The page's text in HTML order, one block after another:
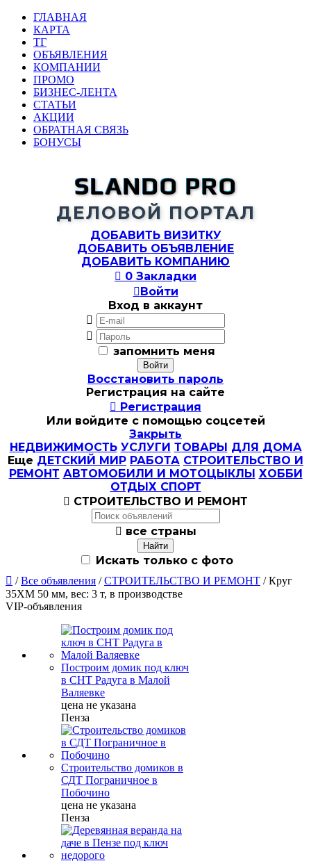
ГЛАВНАЯ
КАРТА
ТГ
ОБЪЯВЛЕНИЯ
КОМПАНИИ
ПРОМО
БИЗНЕС-ЛЕНТА
СТАТЬИ
АКЦИИ
ОБРАТНАЯ СВЯЗЬ
БОНУСЫ
SLANDO PRO
ДЕЛОВОЙ ПОРТАЛ
ДОБАВИТЬ ВИЗИТКУ
ДОБАВИТЬ ОБЪЯВЛЕНИЕ
ДОБАВИТЬ КОМПАНИЮ
 0 Закладки
Войти
Вход в аккаунт


запомнить меня
Восстановить пароль
Регистрация на сайте
 Регистрация
Или войдите с помощью соцсетей
Закрыть
НЕДВИЖИМОСТЬ УСЛУГИ ТОВАРЫ ДЛЯ ДОМА
Еще ДЕТСКИЙ МИР РАБОТА СТРОИТЕЛЬСТВО И
РЕМОНТ АВТОМОБИЛИ И МОТОЦЫКЛЫ ХОББИ
ОТДЫХ СПОРТ
 СТРОИТЕЛЬСТВО И РЕМОНТ
 все страны
Искать только с фото
 /Все объявления /СТРОИТЕЛЬСТВО И РЕМОНТ / Круг
35ХМ 50 мм, вес: 3 т, в производстве
VIP-объявления
Построим домик под ключ
в СНТ Радуга в Малой
Валяевке
цена не указана
Пенза
Строительство домиков в
СДТ Пограничное в
Побочино
цена не указана
Пенза